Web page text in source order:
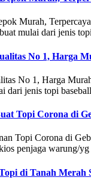
Murah,
mulai dari jenis
No 1, Harga
No 1, Harga
dari jenis topi
Topi Corona di
Topi Corona di
penjaga warung/
di Tanah